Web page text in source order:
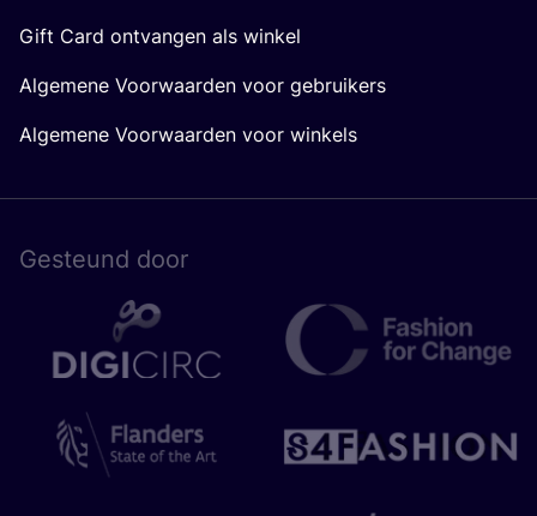
Gift Card ontvangen als winkel
Algemene Voorwaarden voor gebruikers
Algemene Voorwaarden voor winkels
Gesteund door